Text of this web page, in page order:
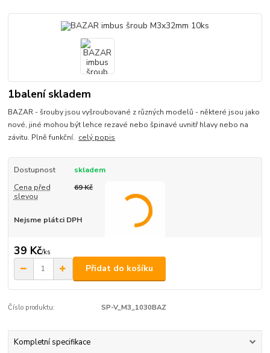
1balení skladem
BAZAR - šrouby jsou vyšroubované z různých modelů - některé jsou jako
nové, jiné mohou být lehce rezavé nebo špinavé uvnitř hlavy nebo na
závitu. Plně funkční. celý popis
Dostupnost
skladem
Cena před
slevou
69 Kč
Nejsme plátci DPH
39 Kč/ks
Přidat do košíku
Číslo produktu: SP-V_M3_1030BAZ
Kompletní specifikace